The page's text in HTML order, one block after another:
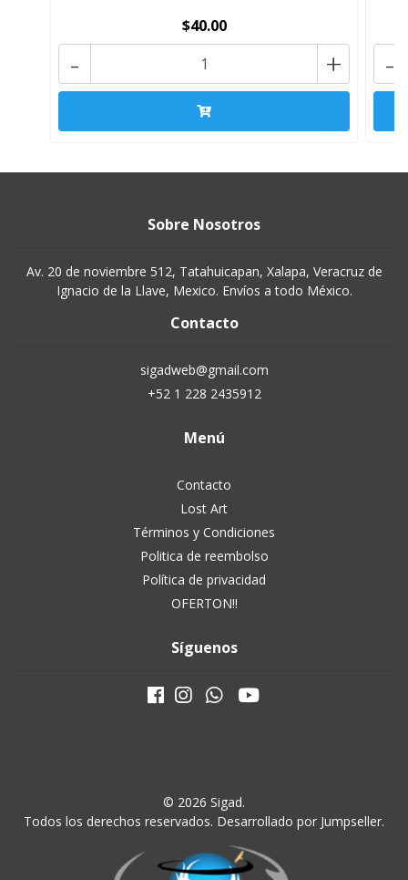
$40.00
+
- -
Sobre Nosotros
Av. 20 de noviembre 512, Tatahuicapan, Xalapa, Veracruz de
Ignacio de la Llave, Mexico. Envíos a todo México.
Contacto
sigadweb@gmail.com
+52 1 228 2435912
Menú
Contacto
Lost Art
Términos y Condiciones
Politica de reembolso
Política de privacidad
OFERTON!!
Síguenos
© 2026 Sigad.
Todos los derechos reservados. Desarrollado por Jumpseller.